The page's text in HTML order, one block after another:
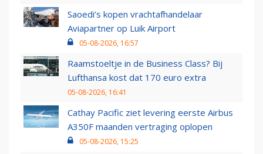
Saoedi’s kopen vrachtafhandelaar
Aviapartner op Luik Airport
05-08-2026, 16:57
Raamstoeltje in de Business Class? Bij
Lufthansa kost dat 170 euro extra
05-08-2026, 16:41
Cathay Pacific ziet levering eerste Airbus
A350F maanden vertraging oplopen
05-08-2026, 15:25